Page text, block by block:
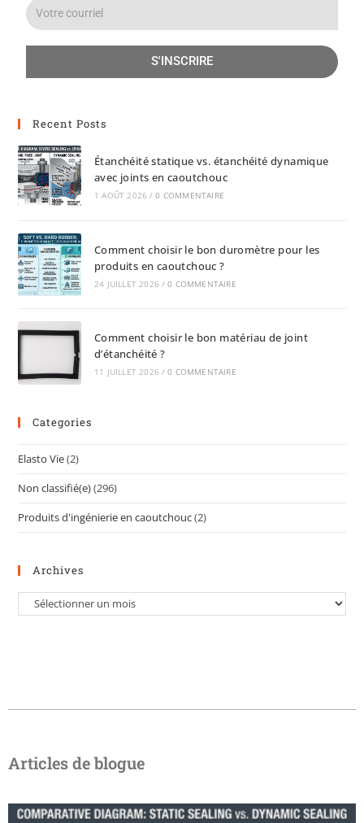
S'INSCRIRE
Recent Posts
Étanchéité statique vs. étanchéité dynamique
avec joints en caoutchouc
1 AOÛT 2026 / 0 COMMENTAIRE
Comment choisir le bon duromètre pour les
produits en caoutchouc ?
24 JUILLET 2026 / 0 COMMENTAIRE
Comment choisir le bon matériau de joint
d’étanchéité ?
11 JUILLET 2026 / 0 COMMENTAIRE
Categories
Elasto Vie(2)
Non classifié(e)(296)
Produits d'ingénierie en caoutchouc(2)
Archives
Articles de blogue